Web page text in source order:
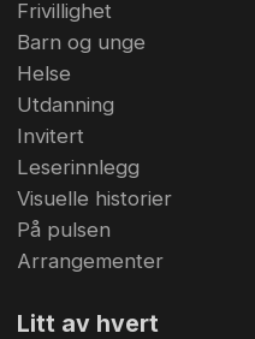
Frivillighet
Barn og unge
Helse
Utdanning
Invitert
Leserinnlegg
Visuelle historier
På pulsen
Arrangementer
Litt av hvert